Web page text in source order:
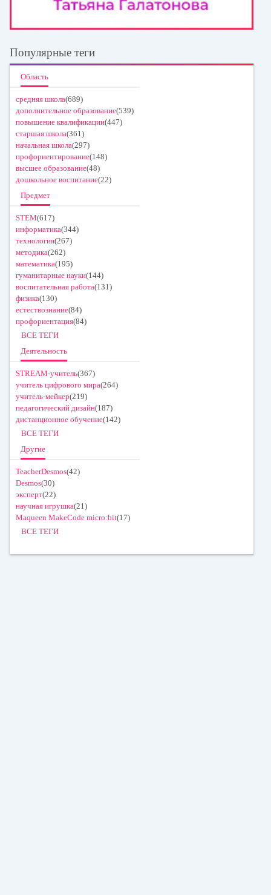
Популярные теги
Область
средняя школа(689)
дополнительное образование(539)
повышение квалификации(447)
старшая школа(361)
начальная школа(297)
профориентирование(148)
высшее образование(48)
дошкольное воспитание(22)
Предмет
STEM(617)
информатика(344)
технология(267)
методика(262)
математика(195)
гуманитарные науки(144)
воспитательная работа(131)
физика(130)
естествознание(84)
профориентация(84)
ВСЕ ТЕГИ
Деятельность
STREAM-учитель(367)
учитель цифрового мира(264)
учитель-мейкер(219)
педагогический дизайн(187)
дистанционное обучение(142)
ВСЕ ТЕГИ
Другие
TeacherDesmos(42)
Desmos(30)
эксперт(22)
научная игрушка(21)
Maqueen MakeCode micro:bit(17)
ВСЕ ТЕГИ